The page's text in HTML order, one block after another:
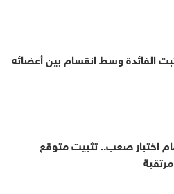
الفائدة وسط انقسام بين أعضائه
اختبار صعب.. تثبيت متوقع